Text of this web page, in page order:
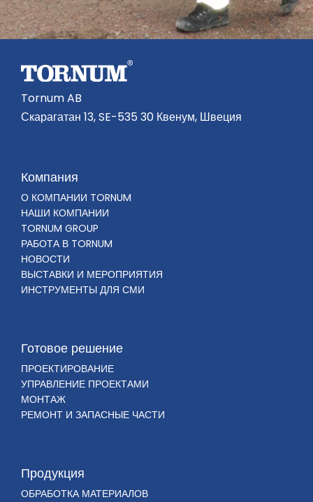
Tornum AB
Скарагатан 13, SE-535 30 Квенум, Швеция
Компания
О КОМПАНИИ TORNUM
НАШИ КОМПАНИИ
TORNUM GROUP
РАБОТА В TORNUM
НОВОСТИ
ВЫСТАВКИ И МЕРОПРИЯТИЯ
ИНСТРУМЕНТЫ ДЛЯ СМИ
Готовое решение
ПРОЕКТИРОВАНИЕ
УПРАВЛЕНИЕ ПРОЕКТАМИ
МОНТАЖ
РЕМОНТ И ЗАПАСНЫЕ ЧАСТИ
Продукция
ОБРАБОТКА МАТЕРИАЛОВ